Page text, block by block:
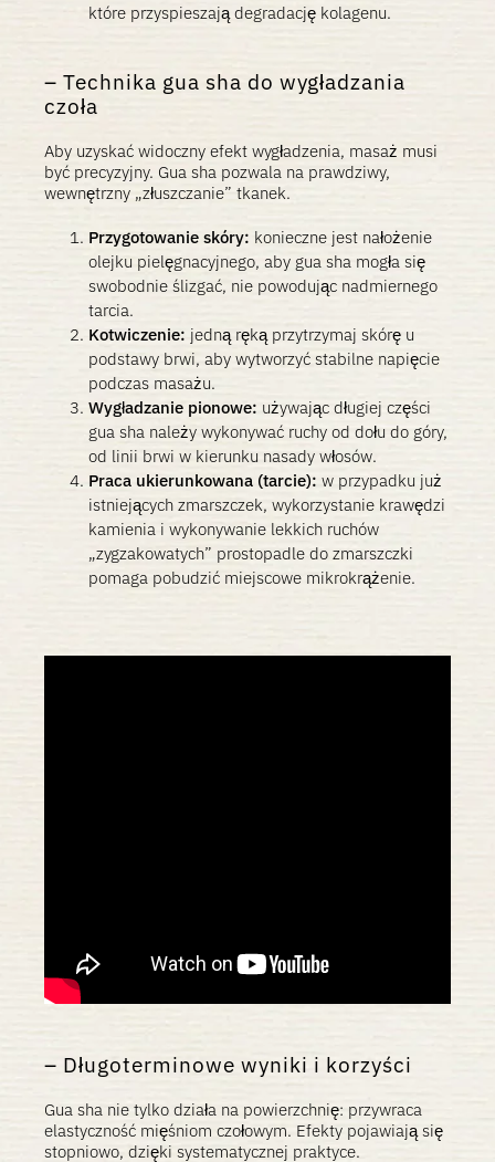
które przyspieszają degradację kolagenu.
Technika gua sha do wygładzania
czoła
Aby uzyskać widoczny efekt wygładzenia, masaż musi
być precyzyjny. Gua sha pozwala na prawdziwy,
wewnętrzny „złuszczanie” tkanek.
Przygotowanie skóry: konieczne jest nałożenie
olejku pielęgnacyjnego, aby gua sha mogła się
swobodnie ślizgać, nie powodując nadmiernego
tarcia.
Kotwiczenie: jedną ręką przytrzymaj skórę u
podstawy brwi, aby wytworzyć stabilne napięcie
podczas masażu.
Wygładzanie pionowe: używając długiej części
gua sha należy wykonywać ruchy od dołu do góry,
od linii brwi w kierunku nasady włosów.
Praca ukierunkowana (tarcie): w przypadku już
istniejących zmarszczek, wykorzystanie krawędzi
kamienia i wykonywanie lekkich ruchów
„zygzakowatych” prostopadle do zmarszczki
pomaga pobudzić miejscowe mikrokrążenie.
Długoterminowe wyniki i korzyści
Gua sha nie tylko działa na powierzchnię: przywraca
elastyczność mięśniom czołowym. Efekty pojawiają się
stopniowo, dzięki systematycznej praktyce.